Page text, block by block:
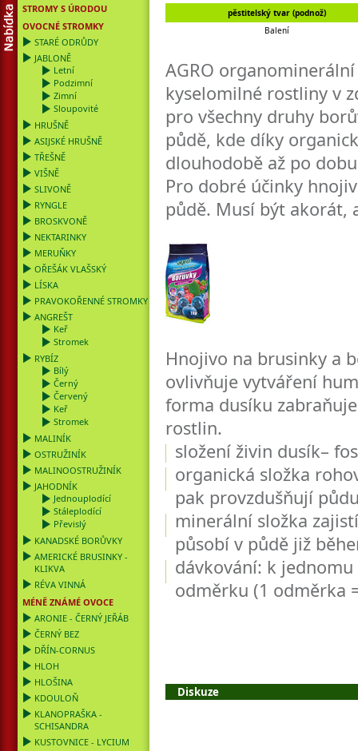
STROMY S ÚRODOU
OVOCNÉ STROMKY
STARÉ ODRŮDY
JABLONĚ
Letní
Podzimní
Zimní
Sloupovité
HRUŠNĚ
ASIJSKÉ HRUŠNĚ
TŘEŠNĚ
VIŠNĚ
SLIVONĚ
RYNGLE
BROSKVONĚ
NEKTARINKY
MERUŇKY
OŘEŠÁK VLAŠSKÝ
LÍSKA
PRAVOKOŘENNÉ STROMKY
ANGREŠT
Keř
Stromek
RYBÍZ
Bílý
Černý
Červený
Keř
Stromek
MALINÍK
OSTRUŽINÍK
MALINOOSTRUŽINÍK
JAHODNÍK
Jednouplodící
Stáleplodící
Převislý
KANADSKÉ BORŮVKY
AMERICKÉ BRUSINKY -
KLIKVA
RÉVA VINNÁ
MÉNĚ ZNÁMÉ OVOCE
ARONIE - ČERNÝ JEŘÁB
ČERNÝ BEZ
DŘÍN-CORNUS
HLOH
HLOŠINA
KDOULOŇ
KLANOPRAŠKA -
SCHISANDRA
KUSTOVNICE - LYCIUM
pěstitelský tvar (podnož)
Balení
AGRO
kyselomilné rostliny v
pro všechny druhy
půdě, kde díky
dlouhodobě až po
Pro dobré účinky
půdě. Musí být akorát,
Hnojivo na brusinky a
ovlivňuje vytváření
forma dusíku
rostlin.
složení živin dusík–
organická složka
pak provzdušňují
minerální složka
působí v půdě již
dávkování: k
odměrku (1 odměrka
Diskuze